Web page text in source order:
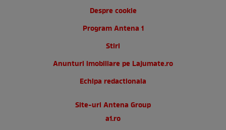
Despre cookie
Program Antena 1
Stiri
Anunturi imobiliare pe Lajumate.ro
Echipa redactionala
Site-uri Antena Group
a1.ro